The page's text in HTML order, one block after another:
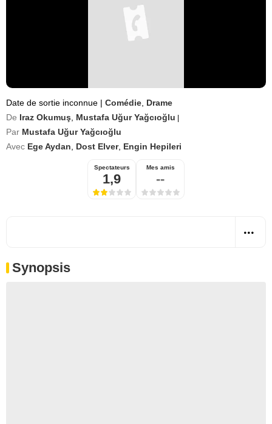
Date de sortie inconnue | Comédie Drame
De Iraz Okumuş Mustafa Uğur Yağcıoğlu
Par Mustafa Uğur Yağcıoğlu
Avec Ege Aydan Dost Elver, Engin Hepileri
Spectateurs
1,9
Mes amis
--
Synopsis